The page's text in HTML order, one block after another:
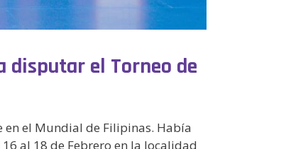
disputar el Torneo de
en el Mundial de Filipinas. Había
al 18 de Febrero en la localidad